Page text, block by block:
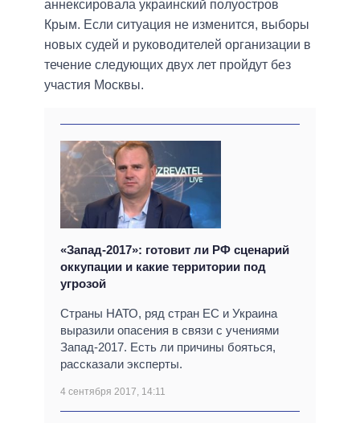
аннексировала украинский полуостров
Крым. Если ситуация не изменится, выборы
новых судей и руководителей организации в
течение следующих двух лет пройдут без
участия Москвы.
«Запад-2017»: готовит ли РФ сценарий
оккупации и какие территории под
угрозой
Страны НАТО, ряд стран ЕС и Украина
выразили опасения в связи с учениями
Запад-2017. Есть ли причины бояться,
рассказали эксперты.
4 сентября 2017, 14:11